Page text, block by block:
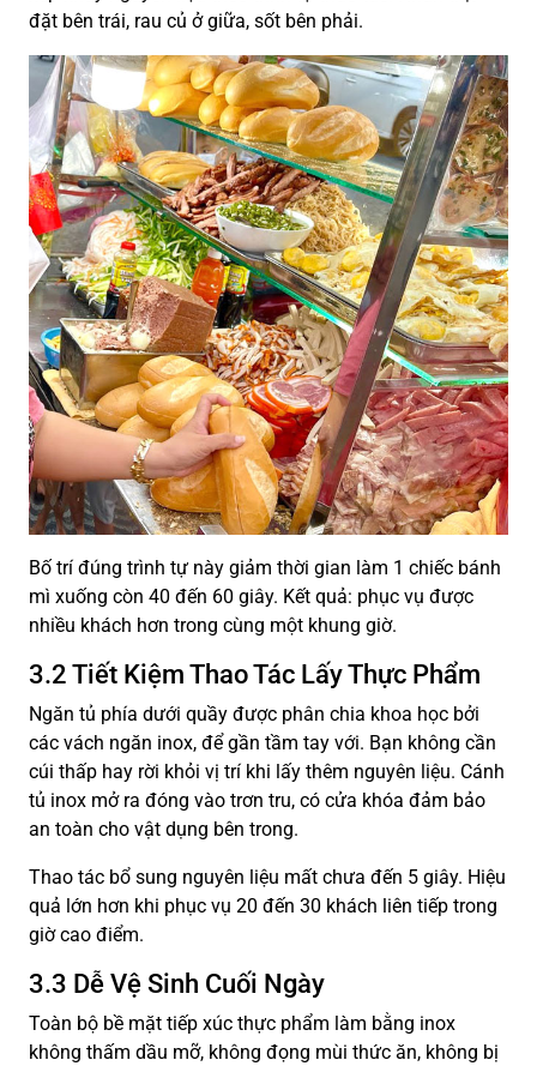
đặt bên trái, rau củ ở giữa, sốt bên phải.
Bố trí đúng trình tự này giảm thời gian làm 1 chiếc bánh
mì xuống còn 40 đến 60 giây. Kết quả: phục vụ được
nhiều khách hơn trong cùng một khung giờ.
3.2 Tiết Kiệm Thao Tác Lấy Thực Phẩm
Ngăn tủ phía dưới quầy được phân chia khoa học bởi
các vách ngăn inox, để gần tầm tay với. Bạn không cần
cúi thấp hay rời khỏi vị trí khi lấy thêm nguyên liệu. Cánh
tủ inox mở ra đóng vào trơn tru, có cửa khóa đảm bảo
an toàn cho vật dụng bên trong.
Thao tác bổ sung nguyên liệu mất chưa đến 5 giây. Hiệu
quả lớn hơn khi phục vụ 20 đến 30 khách liên tiếp trong
giờ cao điểm.
3.3 Dễ Vệ Sinh Cuối Ngày
Toàn bộ bề mặt tiếp xúc thực phẩm làm bằng inox
không thấm dầu mỡ, không đọng mùi thức ăn, không bị